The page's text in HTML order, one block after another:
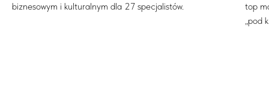
biznesowym i kulturalnym dla 27 specjalistów.
top
„pod